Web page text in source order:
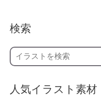
検索
人気イラスト素材